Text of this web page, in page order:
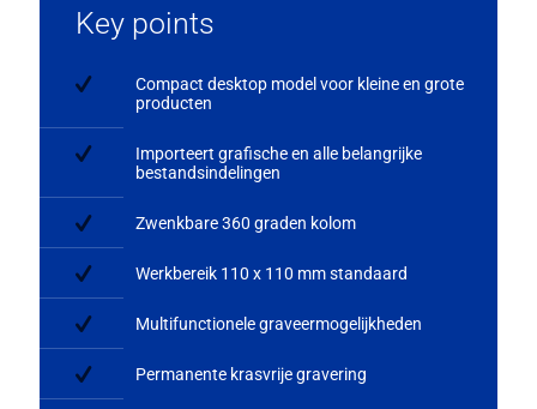
Key points
Compact desktop model voor kleine en grote
producten
Importeert grafische en alle belangrijke
bestandsindelingen
Zwenkbare 360 graden kolom
Werkbereik 110 x 110 mm standaard
Multifunctionele graveermogelijkheden
Permanente krasvrije gravering